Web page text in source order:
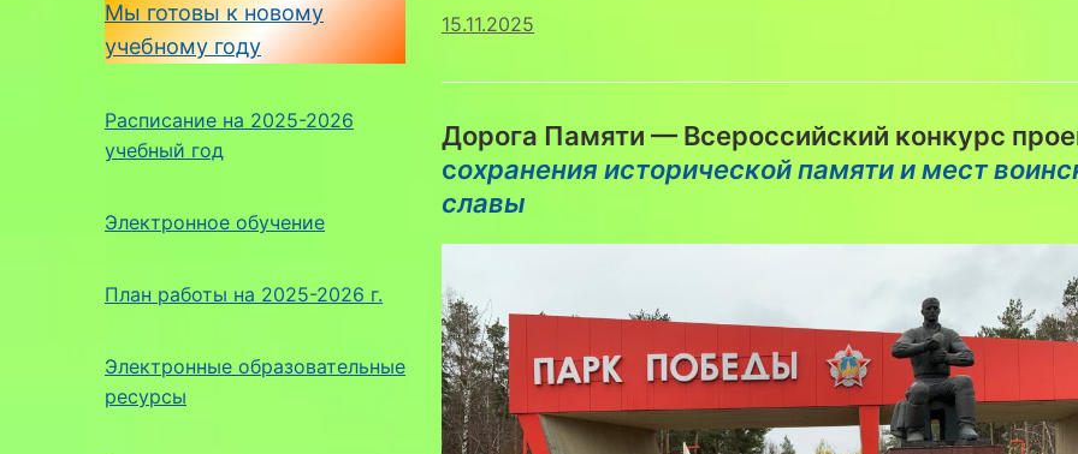
Мы готовы к новому
учебному году
Расписание на 2025-2026
учебный год
Электронное обучение
План работы на 2025-2026 г.
Электронные образовательные
ресурсы
15.11.2025
Дорога Памяти — Всероссийский конкурс
сохранения исторической памяти и мест
славы